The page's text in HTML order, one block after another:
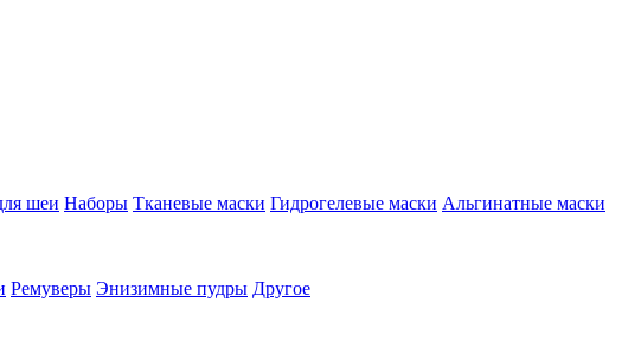
шеи Наборы Тканевые маски Гидрогелевые маски Альгинатные маски
Ремуверы Энизимные пудры Другое